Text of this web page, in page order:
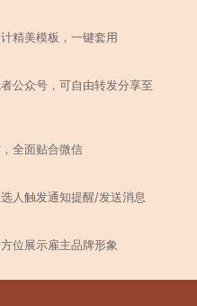
精美模板，一键套用
公众号，可自由转发分享至
全面贴合微信
人触发通知提醒/发送消息
位展示雇主品牌形象